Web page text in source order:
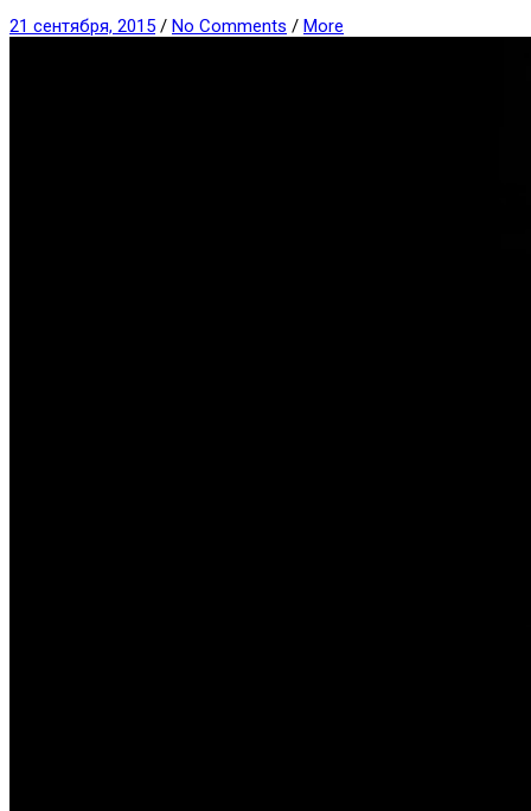
21 сентября, 2015 / No Comments / More